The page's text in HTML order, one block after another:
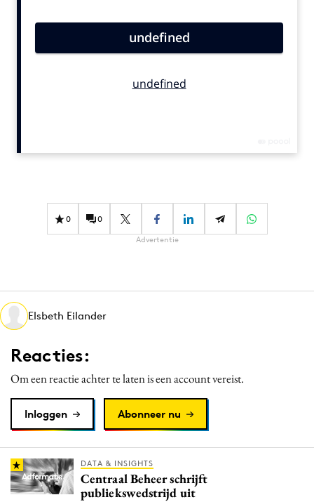
Carriere
Diversiteit
Interne communicatie
Martech
Media
Merkstrategie
PR
Purpose Marketing
Reputatie & crisis
0 0
Advertentie
Elsbeth Eilander
Reacties:
Om een reactie achter te laten is een account vereist.
Inloggen Abonneer nu
DATA & INSIGHTS
Centraal Beheer schrijft
publiekswedstrijd uit